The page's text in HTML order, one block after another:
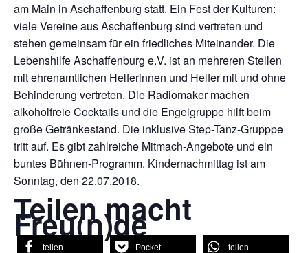
am Main in Aschaffenburg statt. Ein Fest der Kulturen:
viele Vereine aus Aschaffenburg sind vertreten und
stehen gemeinsam für ein friedliches Miteinander. Die
Lebenshilfe Aschaffenburg e.V. ist an mehreren Stellen
mit ehrenamtlichen Helferinnen und Helfer mit und ohne
Behinderung vertreten. Die Radiomaker machen
alkoholfreie Cocktails und die Engelgruppe hilft beim
große Getränkestand. Die inklusive Step-Tanz-Grupppe
tritt auf. Es gibt zahlreiche Mitmach-Angebote und ein
buntes Bühnen-Programm. Kindernachmittag ist am
Sonntag, den 22.07.2018.
Teilen macht
Freu(n)de
teilen Pocket teilen